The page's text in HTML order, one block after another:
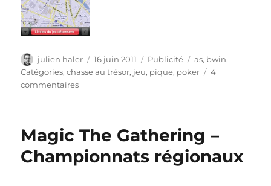
Auteur
julien haler
Publié
le
16 juin 2011 Catégories
Publicité Étiquettes
as, bwin,
Catégories,chasse au trésor, jeu, pique, poker
4
commentairessur
the
ace
Magic The Gathering –
Championnats régionaux